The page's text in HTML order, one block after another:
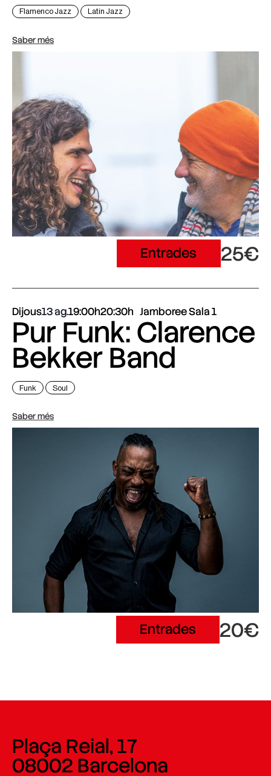
Flamenco Jazz Latin Jazz
Saber més
Entrades 25€
Dijous13 ag.19:00h20:30h Jamboree Sala 1
Pur Funk: Clarence
Bekker Band
Funk Soul
Saber més
Entrades 20€
Plaça Reial, 17
08002 Barcelona